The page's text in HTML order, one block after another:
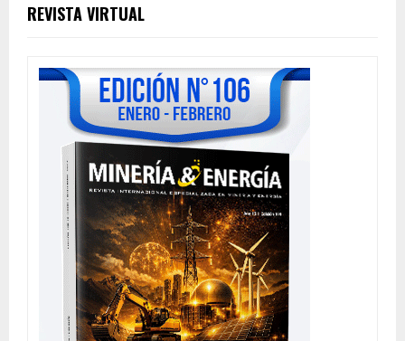
REVISTA VIRTUAL